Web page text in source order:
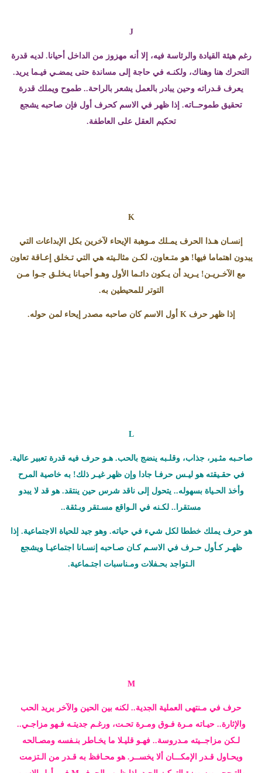
J
رغم هيئة القيادة والرئاسة فيه، إلا أنه مهزوز من الداخل أحيانا. لديه قدرة
التحرك هنا وهناك، ولكنـه في حاجة إلى مساندة حتى يمضـي فيـما يريد.
يعرف قـدراته وحين يبادر بالعمل يشعر بالراحة.. طموح ويملك قدرة
تحقيق طموحــاته. إذا ظهر في الاسم كحرف أول فإن صاحبه يشجع
تحكيم العقل على العاطفة.
K
إنسـان هـذا الحرف يمـلك مـوهبة الإيحاء لآخرين بكل الإبداعات التي
يبدون اهتماما فيها! هو متـعاون، لكـن مثالـيته هي التي تـخلق إعـاقة تعاون
مع الآخـريـن! يـريد أن يـكون دائـما الأول وهـو أحيـانا يـخلـق جـوا مـن
التوتر للمحيطين به.
إذا ظهر حرف K أول الاسم كان صاحبه مصدر إيحاء لمن حوله.
L
صاحـبه مثـير، جذاب، وقلـبه ينضج بالحب. هـو حرف فيه قدرة تعبير عالية.
في حقـيقته هو ليـس حرفـا جادا وإن ظهر غيـر ذلك! به خاصية المرح
وأخذ الحـياة بسهوله.. يتحول إلى ناقد شرس حين ينتقد. هو قد لا يبدو
مستقرا.. لكـنه في الـواقع مسـتقر وبـثقة..
هو حرف يملك خططا لكل شيء في حياته. وهو جيد للحياة الاجتماعية. إذا
ظهـر كـأول حـرف في الاسـم كـان صـاحبه إنسـانا اجتماعيـا ويشجع
الـتواجد بحـفلات ومـناسبات اجتـماعية.
M
حرف في مـنتهى العملية الجدية.. لكنه بين الحين والآخر يريد الحب
والإثارة.. حيـاته مـرة فـوق ومـرة تحـت، ورغـم جديتـه فـهو مزاجـي..
لـكن مزاجــيته مـدروسة.. فهـو قليـلا ما يخـاطر بنـفسه ومصـالحه
ويحـاول قـدر الإمكـــان ألا يخســر. هو محـافظ به قـدر من الـتزمت